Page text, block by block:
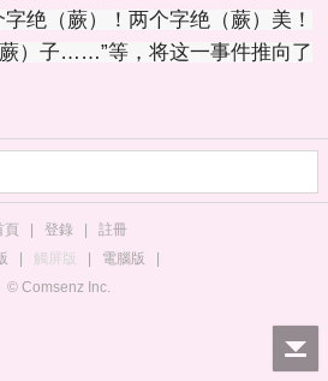
绝（蕨）！两个字绝（蕨）美！
）子……”等，将这一事件推向了
頁 登錄
註冊
觸屏版 電腦版
© Comsenz Inc.